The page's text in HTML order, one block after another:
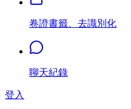
卷證書籤、去識別化
聊天紀錄
登入